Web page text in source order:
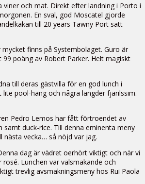
och mat. Direkt efter landning i Porto i
En sval, god Moscatel gjorde
till 20 years Tawny Port satt
finns på Systembolaget. Guro är
poäng av Robert Parker. Helt magiskt
till deras gästvilla för en god lunch i
pool-häng och några längder fjärilssim.
Pedro Lemos har fått förtroendet av
duck-rice. Till denna eminenta meny
nästa vecka… så nöjd var jag.
dag är vädret oerhört viktigt och när vi
Lunchen var välsmakande och
trevlig avsmakningsmeny hos Rui Paola